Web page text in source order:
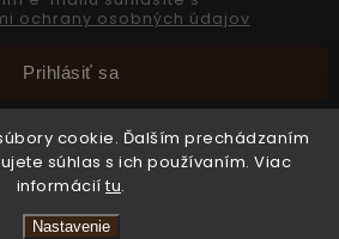
cookie. Ďalším prechádzaním
súhlas s ich používaním. Viac
informácií tu.
Nastavenie
ochrany osobných údajov
Prihlásiť sa
SK. Všetky práva vyhradené.
VytvořilShoptet